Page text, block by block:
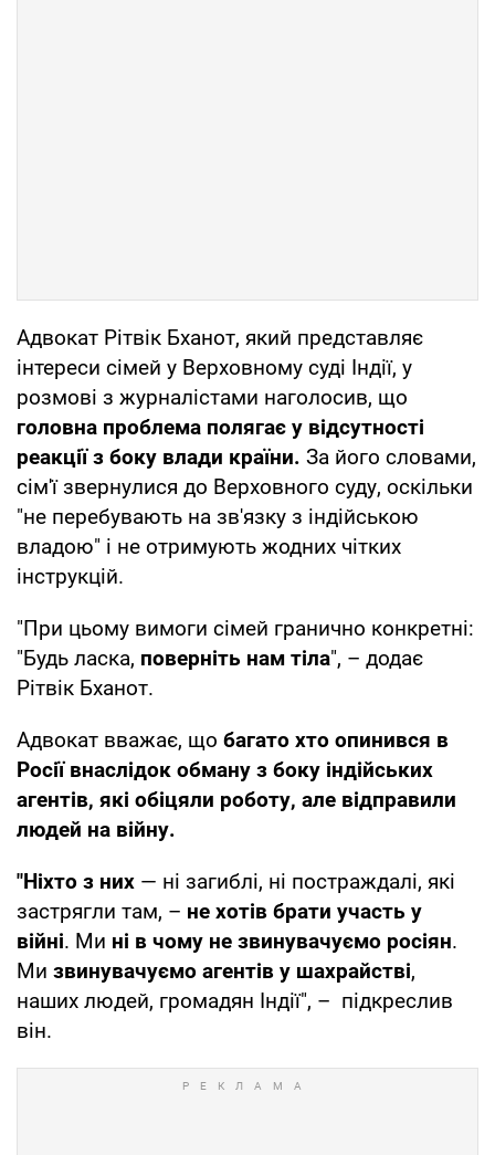
Адвокат Рітвік Бханот, який представляє
інтереси сімей у Верховному суді Індії, у
розмові з журналістами наголосив, що
головна проблема полягає у відсутності
реакції з боку влади країни. За його словами,
сім'ї звернулися до Верховного суду, оскільки
"не перебувають на зв'язку з індійською
владою" і не отримують жодних чітких
інструкцій.
"При цьому вимоги сімей гранично конкретні:
"Будь ласка, поверніть нам тіла", – додає
Рітвік Бханот.
Адвокат вважає, що багато хто опинився в
Росії внаслідок обману з боку індійських
агентів, які обіцяли роботу, але відправили
людей на війну.
"Ніхто з них — ні загиблі, ні постраждалі, які
застрягли там, – не хотів брати участь у
війні. Ми ні в чому не звинувачуємо росіян.
Ми звинувачуємо агентів у шахрайстві,
наших людей, громадян Індії", – підкреслив
він.